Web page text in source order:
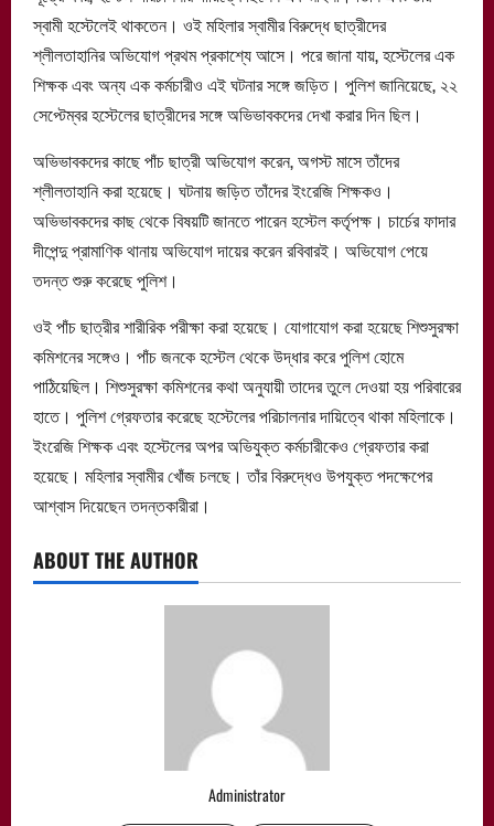
স্বামী হস্টেলেই থাকতেন। ওই মহিলার স্বামীর বিরুদ্ধে ছাত্রীদের
শ্লীলতাহানির অভিযোগ প্রথম প্রকাশ্যে আসে। পরে জানা যায়, হস্টেলের এক
শিক্ষক এবং অন্য এক কর্মচারীও এই ঘটনার সঙ্গে জড়িত। পুলিশ জানিয়েছে, ২২
সেপ্টেম্বর হস্টেলের ছাত্রীদের সঙ্গে অভিভাবকদের দেখা করার দিন ছিল।
অভিভাবকদের কাছে পাঁচ ছাত্রী অভিযোগ করেন, অগস্ট মাসে তাঁদের
শ্লীলতাহানি করা হয়েছে। ঘটনায় জড়িত তাঁদের ইংরেজি শিক্ষকও।
অভিভাবকদের কাছ থেকে বিষয়টি জানতে পারেন হস্টেল কর্তৃপক্ষ। চার্চের ফাদার
দীপেন্দু প্রামাণিক থানায় অভিযোগ দায়ের করেন রবিবারই। অভিযোগ পেয়ে
তদন্ত শুরু করেছে পুলিশ।
ওই পাঁচ ছাত্রীর শারীরিক পরীক্ষা করা হয়েছে। যোগাযোগ করা হয়েছে শিশুসুরক্ষা
কমিশনের সঙ্গেও। পাঁচ জনকে হস্টেল থেকে উদ্ধার করে পুলিশ হোমে
পাঠিয়েছিল। শিশুসুরক্ষা কমিশনের কথা অনুযায়ী তাদের তুলে দেওয়া হয় পরিবারের
হাতে। পুলিশ গ্রেফতার করেছে হস্টেলের পরিচালনার দায়িত্বে থাকা মহিলাকে।
ইংরেজি শিক্ষক এবং হস্টেলের অপর অভিযুক্ত কর্মচারীকেও গ্রেফতার করা
হয়েছে। মহিলার স্বামীর খোঁজ চলছে। তাঁর বিরুদ্ধেও উপযুক্ত পদক্ষেপের
আশ্বাস দিয়েছেন তদন্তকারীরা।
ABOUT THE AUTHOR
Administrator